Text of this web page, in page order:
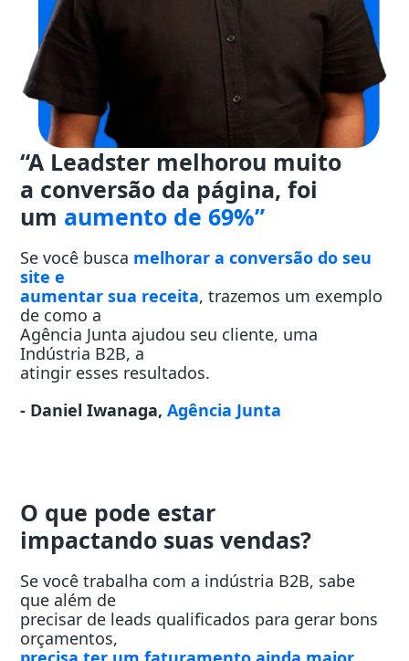
“A Leadster melhorou muito
a conversão da página, foi
um aumento de 69%”
Se você busca melhorar a conversão do seu
site e
aumentar sua receita, trazemos um exemplo
de como a
Agência Junta ajudou seu cliente, uma
Indústria B2B, a
atingir esses resultados.
- Daniel Iwanaga,Agência Junta
O que pode estar
impactando suas vendas?
Se você trabalha com a indústria B2B, sabe
que além de
precisar de leads qualificados para gerar bons
orçamentos,